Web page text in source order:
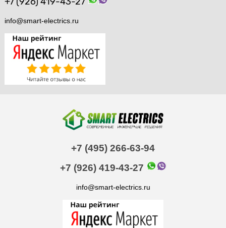
info@smart-electrics.ru
+7 (495) 266-63-94
+7 (926) 419-43-27
info@smart-electrics.ru